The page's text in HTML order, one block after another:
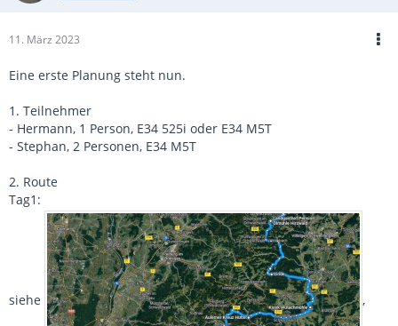
11. März 2023
Eine erste Planung steht nun.
1. Teilnehmer
- Hermann, 1 Person, E34 525i oder E34 M5T
- Stephan, 2 Personen, E34 M5T
2. Route
Tag1:
siehe ,